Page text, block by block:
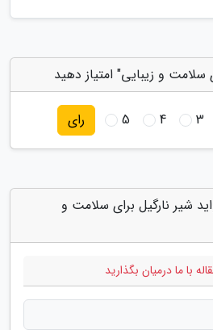
سلامت و زیبایی" امتیاز دهید
3
4
5 رای
شیر نارگیل برای سلامت و
با ما درمیان بگذارید